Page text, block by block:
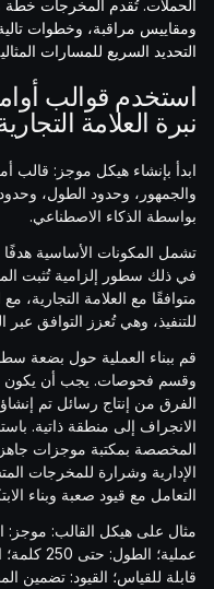
الحملات. تُقدم المخرجات
ومقاييس مراقبة، وخطوات
التحديد السريع للمسارات
استخدم قوالب
نبرة العلامة
ابدأ بإنشاء هيكل موجز: قالب
والجمهور، وحدود الطول،
بواسطة الذكاء الاصطناعي.
تشمل المكونات الأساسية هدفًا
في ذلك سطور إلزامية تُثبت
متوافقًا مع العلامة التجارية،
للتنفيذ، وهي تُعزز التوافق عبر
قم ببناء العملية حول بضعة
وقسم فحوصات. يجب أن يكون
الفرق من إنتاج رسائل تم
الانجراف إلى منطقة ذاتية.
المخصصة بمكتبة موجزات
الإدارية وشرارة للمخرجات
التعامل مع قيود صعبة وبناء
مثال على هيكل القالب: موجز:
قابلة للقياس؛ القيود: تضمين